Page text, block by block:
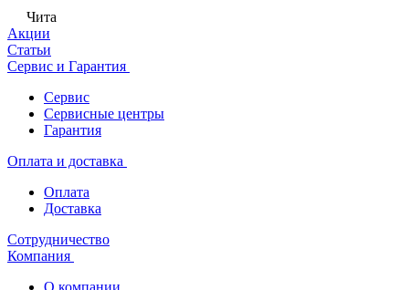
Чита
Акции
Статьи
Сервис и Гарантия
Сервис
Сервисные центры
Гарантия
Оплата и доставка
Оплата
Доставка
Сотрудничество
Компания
О компании